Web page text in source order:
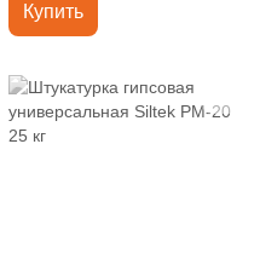
Купить